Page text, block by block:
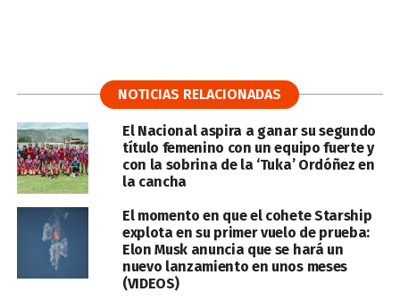
NOTICIAS RELACIONADAS
El Nacional aspira a ganar su segundo
título femenino con un equipo fuerte y
con la sobrina de la ‘Tuka’ Ordóñez en
la cancha
El momento en que el cohete Starship
explota en su primer vuelo de prueba:
Elon Musk anuncia que se hará un
nuevo lanzamiento en unos meses
(VIDEOS)